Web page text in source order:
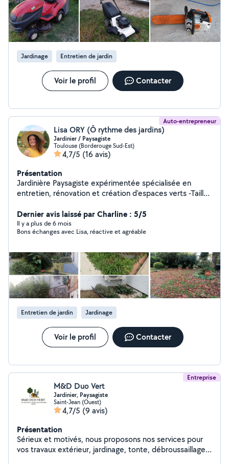
Jardinage Entretien de jardin
Voir le profil Contacter
Auto-entrepreneur
Lisa ORY (Ô rythme des jardins)
Jardinier / Paysagiste
Toulouse (Borderouge Sud-Est)
4,7/5 (16 avis)
Présentation
Jardinière Paysagiste expérimentée spécialisée en
entretien, rénovation et création d'espaces verts -Taille
de massifs -Évacuation de déchets verts -Arrosage en
goutte à goutte et programmation -Scarification -
Preparation de terrain pour un engazonnement -Pose de
Livraisons jusqu'à 1 tonne -Installation de treillis pour
plantes grimpantes -Installation de bâche anti
germination -Pose de paillage organique et minéral -
Plantation de haie -Plantation d'arbres -Elagage de
fruitiers et arbres d'ornement -Demoussage d'allees,
façades, murets -Passage du karsher -Création de
potager surélevé -Taille architecturale -Desherbage -
Aménagement de balcon -Production et vente de
plants d'ornement -...
Dernier avis laissé par Charline : 5/5
Il y a plus de 6 mois
Bons échanges avec Lisa, réactive et agréable
Entretien de jardin Jardinage
Voir le profil Contacter
Entreprise
M&D Duo Vert
Jardinier, Paysagiste
Saint-Jean (Ouest)
4,7/5 (9 avis)
Présentation
Sérieux et motivés, nous proposons nos services pour
vos travaux extérieur, jardinage, tonte, débroussaillage,